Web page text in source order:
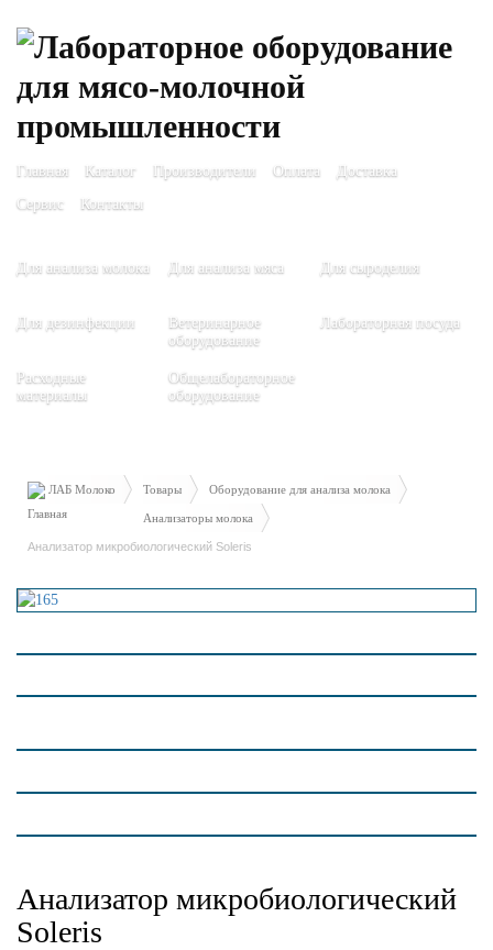
Главная Каталог Производители Оплата
Доставка
Сервис
Контакты
Для анализа молока Для анализа мяса Для сыроделия
Для дезинфекции
Ветеринарное
оборудование
Лабораторная посуда
Расходные
материалы
Общелабораторное
оборудование
ЛАБ Молоко Товары Оборудование для анализа молока
Анализаторы молока
Анализатор микробиологический Soleris
Анализатор микробиологический
Soleris